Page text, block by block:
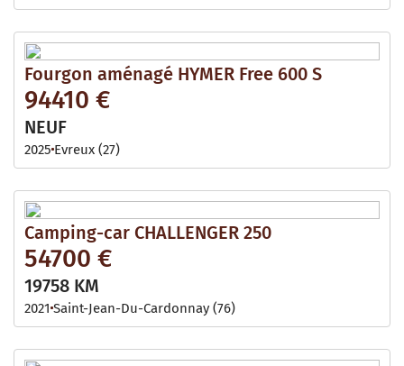
Fourgon aménagé HYMER Free 600 S
94410 €
NEUF
2025 Evreux (27)
Camping-car CHALLENGER 250
54700 €
19758 KM
2021 Saint-Jean-Du-Cardonnay (76)